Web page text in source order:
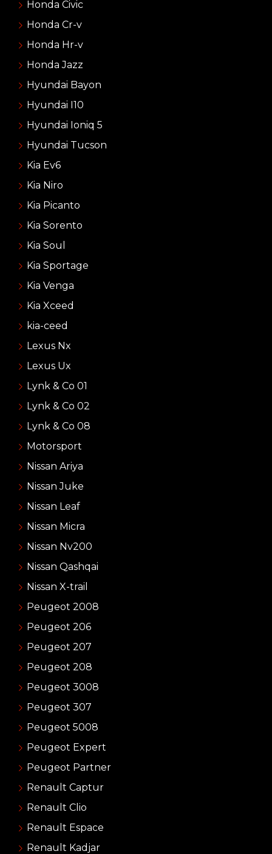
Honda Civic
Honda Cr-v
Honda Hr-v
Honda Jazz
Hyundai Bayon
Hyundai I10
Hyundai Ioniq 5
Hyundai Tucson
Kia Ev6
Kia Niro
Kia Picanto
Kia Sorento
Kia Soul
Kia Sportage
Kia Venga
Kia Xceed
kia-ceed
Lexus Nx
Lexus Ux
Lynk & Co 01
Lynk & Co 02
Lynk & Co 08
Motorsport
Nissan Ariya
Nissan Juke
Nissan Leaf
Nissan Micra
Nissan Nv200
Nissan Qashqai
Nissan X-trail
Peugeot 2008
Peugeot 206
Peugeot 207
Peugeot 208
Peugeot 3008
Peugeot 307
Peugeot 5008
Peugeot Expert
Peugeot Partner
Renault Captur
Renault Clio
Renault Espace
Renault Kadjar